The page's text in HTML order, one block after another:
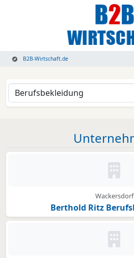
B2B-Wirtschaft.de
Kein
Wackersdorf
Berthold Ritz
Kein